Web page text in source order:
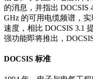
的消息，并指出 DOCSIS
GHz 的可用电缆频谱，
速度，相比 DOCSIS 3.1
强功能即将推出，
DOCSIS 标准